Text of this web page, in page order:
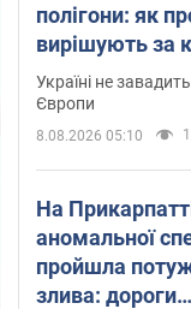
полігони: як
вирішують за
Україні не
Європи
8.08.2026 05:10
На
аномальної
пройшла
злива: дороги